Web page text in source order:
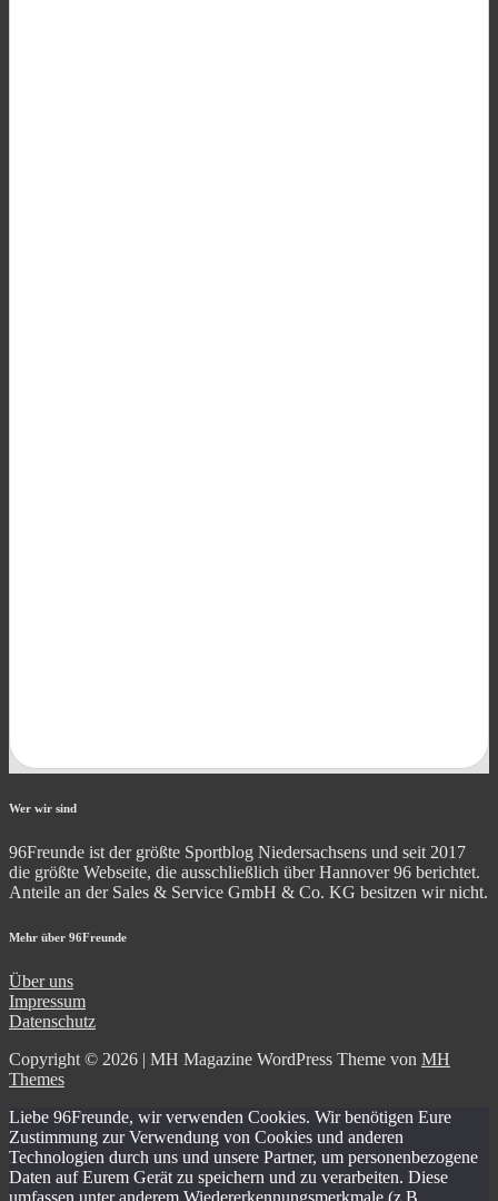
Wer wir sind
96Freunde ist der größte Sportblog Niedersachsens und seit 2017
die größte Webseite, die ausschließlich über Hannover 96 berichtet.
Anteile an der Sales & Service GmbH & Co. KG besitzen wir nicht.
Mehr über 96Freunde
Über uns
Impressum
Datenschutz
Copyright © 2026 | MH Magazine WordPress Theme von MH
Themes
Liebe 96Freunde, wir verwenden Cookies. Wir benötigen Eure
Zustimmung zur Verwendung von Cookies und anderen
Technologien durch uns und unsere Partner, um personenbezogene
Daten auf Eurem Gerät zu speichern und zu verarbeiten. Diese
umfassen unter anderem Wiedererkennungsmerkmale (z.B.